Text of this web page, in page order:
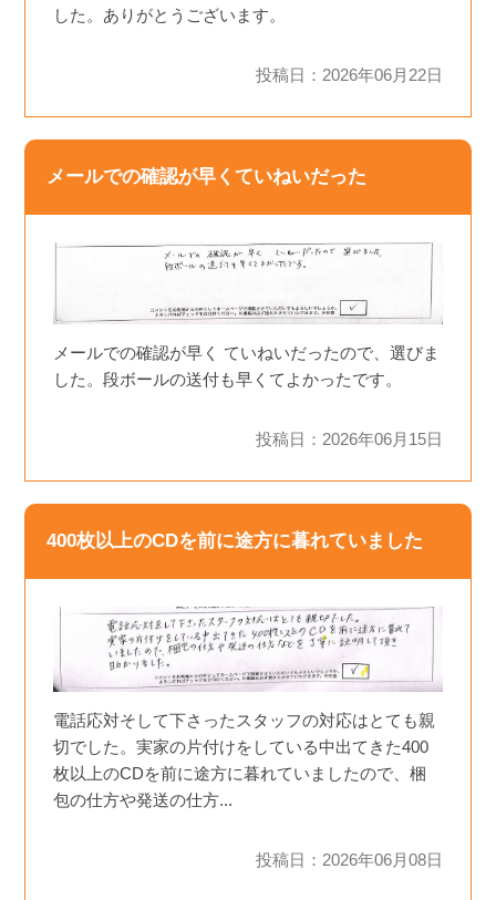
した。ありがとうございます。
投稿日：2026年06月22日
メールでの確認が早くていねいだった
メールでの確認が早く ていねいだったので、選びま
した。段ボールの送付も早くてよかったです。
投稿日：2026年06月15日
400枚以上のCDを前に途方に暮れていました
電話応対そして下さったスタッフの対応はとても親
切でした。実家の片付けをしている中出てきた400
枚以上のCDを前に途方に暮れていましたので、梱
包の仕方や発送の仕方...
投稿日：2026年06月08日